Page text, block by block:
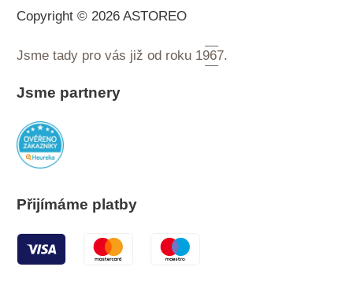
Copyright © 2026 ASTOREO
Jsme tady pro vás již od roku 1967.
Jsme partnery
Přijímáme platby